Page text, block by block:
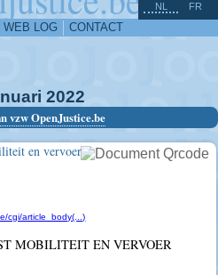
WEB LOG CONTACT
NL FR
2022
vzw OpenJustice.be
en vervoer
cgi/article_body(...)
MOBILITEIT EN VERVOER
^